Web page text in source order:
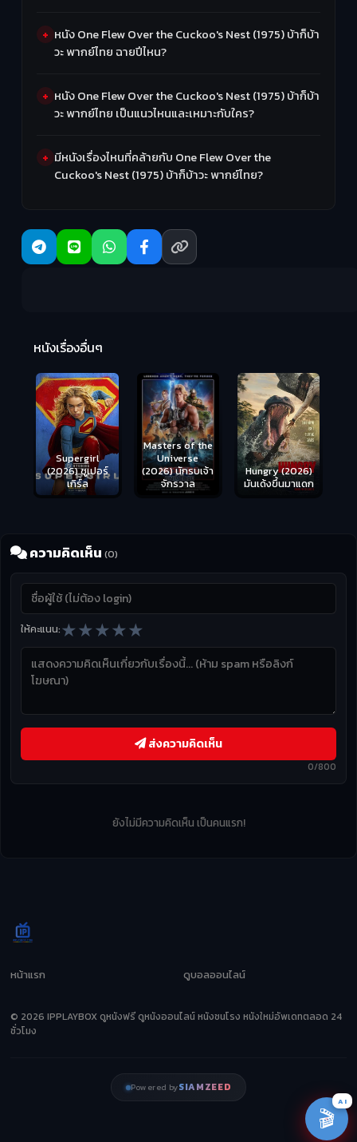
หนัง One Flew Over the Cuckoo's Nest (1975) บ้าก็บ้า
วะ พากย์ไทย ฉายปีไหน?
หนัง One Flew Over the Cuckoo's Nest (1975) บ้าก็บ้า
วะ พากย์ไทย เป็นแนวไหนและเหมาะกับใคร?
มีหนังเรื่องไหนที่คล้ายกับ One Flew Over the
Cuckoo's Nest (1975) บ้าก็บ้าวะ พากย์ไทย?
หนังเรื่องอื่นๆ
Supergirl
(2026) ซูเปอร์
เกิร์ล
Masters of the
Universe
(2026) นักรบเจ้า
จักรวาล
Hungry (2026)
มันเด้งขึ้นมาแดก
ความคิดเห็น (0)
ให้คะแนน:★★★★★
0/800
ส่งความคิดเห็น
ยังไม่มีความคิดเห็น เป็นคนแรก!
หน้าแรก ดูบอลออนไลน์
© 2026 IPPLAYBOX ดูหนังฟรี ดูหนังออนไลน์ หนังชนโรง หนังใหม่อัพเดทตลอด 24
ชั่วโมง
Powered bySIAMZEED
🎬
AI